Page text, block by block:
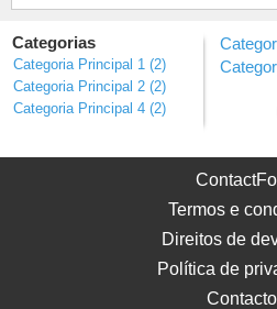
Categorias
Categoria Principal 1 (2)
Categoria Principal 2 (2)
Categoria Principal 4 (2)
Termos e
Direitos de
Política de